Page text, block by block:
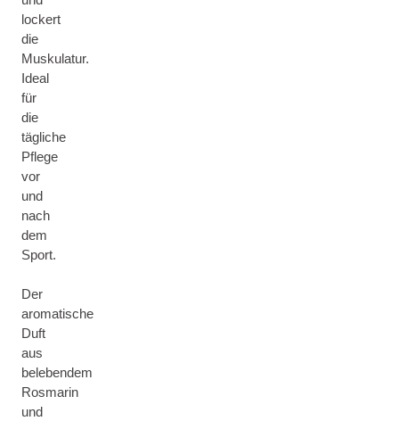
lockert
die
Muskulatur.
Ideal
für
die
tägliche
Pflege
vor
und
nach
dem
Sport.
Der
aromatische
Duft
aus
belebendem
Rosmarin
und